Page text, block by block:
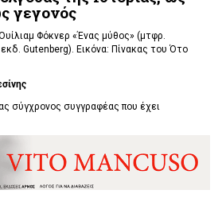
γεγονός
Φόκνερ «Ένας μύθος» (μτφρ.
Gutenberg). Εικόνα: Πίνακας του Ότο
σύγχρονος συγγραφέας που έχει